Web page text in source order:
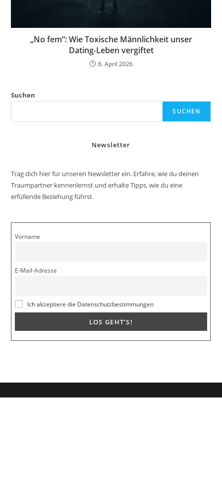
„No fem“: Wie Toxische Männlichkeit unser
Dating-Leben vergiftet
6. April 2026
Suchen
SUCHEN
Newsletter
Trag dich hier für unseren Newsletter ein. Erfahre, wie du deinen
Traumpartner kennenlernst und erhalte Tipps, wie du eine
erfüllende Beziehung führst.
Vorname
E-Mail-Adresse
Ich akzeptiere die Datenschutzbestimmungen